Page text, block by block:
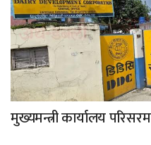
मुख्यमन्त्री कार्यालय